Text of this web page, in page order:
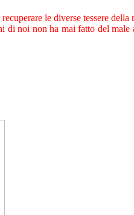
le diverse tessere della
di noi non ha mai fatto del